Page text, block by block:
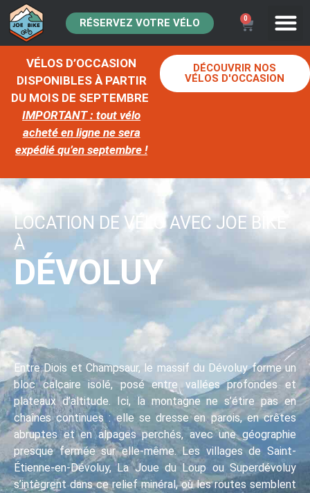
0
RÉSERVEZ VOTRE VÉLO
VÉLOS D’OCCASION
DISPONIBLES À PARTIR
DU MOIS DE SEPTEMBRE
IMPORTANT : tout vélo
acheté en ligne ne sera
expédié qu’en septembre !
DÉCOUVRIR NOS
VÉLOS D'OCCASION
LOCATION DE VÉLO AVEC JOE BIKE
À
DÉVOLUY
Entre Diois et Champsaur, le massif du Dévoluy forme un
bloc calcaire isolé, posé entre vallées profondes et
plateaux d’altitude. Ici, la montagne ne s’étire pas en
chaînes continues : elle se dresse en parois, en crêtes
abruptes et en alpages perchés, avec une géographie
presque fermée sur elle-même. Les villages de Saint-
Étienne-en-Dévoluy, La Joue du Loup ou Superdévoluy
s’intègrent dans ce relief minéral, où les routes semblent